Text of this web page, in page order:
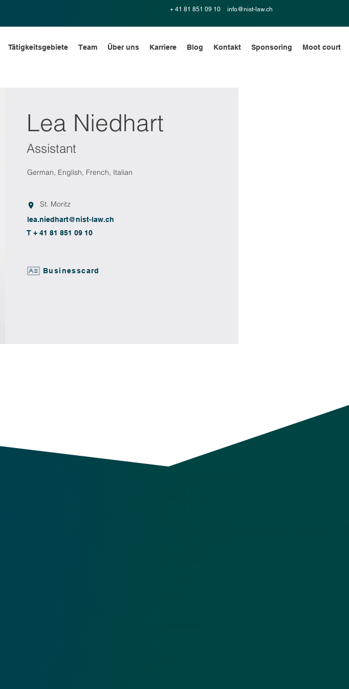
+ 41 81 851 09 10 info@nist-law.ch
Tätigkeitsgebiete Team Über uns Karriere Blog Kontakt Sponsoring Moot court
Lea Niedhart
Assistant
German, English, French, Italian
St. Moritz
lea.niedhart@nist-law.ch
T + 41 81 851 09 10
Businesscard